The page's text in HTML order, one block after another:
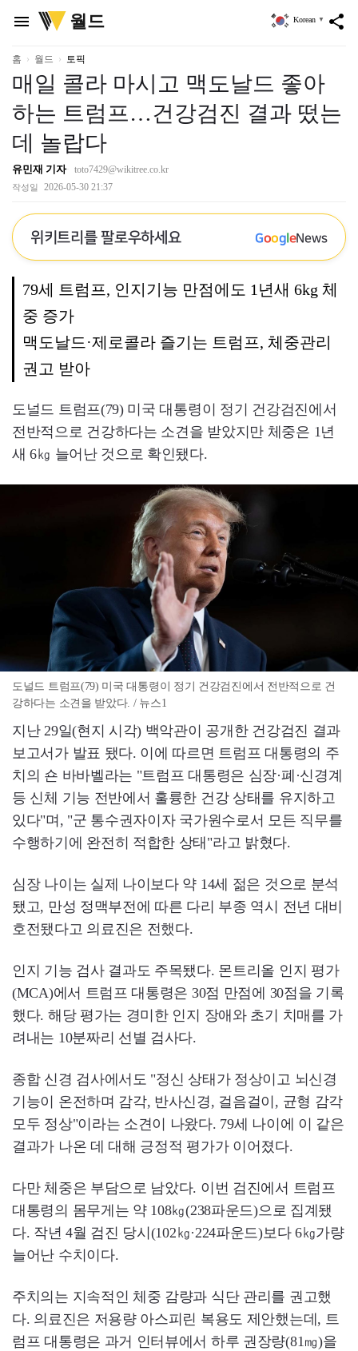
menu
위
키
리
월드 share
Korean ▼
홈 월드 토픽
매일 콜라 마시고 맥도날드 좋아
하는 트럼프…건강검진 결과 떴는
데 놀랍다
유민재 기자 toto7429@wikitree.co.kr
작성일 2026-05-30 21:37
위키트리를 팔로우하세요 GoogleNews
79세 트럼프, 인지기능 만점에도 1년새 6kg 체
중 증가
맥도날드·제로콜라 즐기는 트럼프, 체중관리
권고 받아
도널드 트럼프(79) 미국 대통령이 정기 건강검진에서
전반적으로 건강하다는 소견을 받았지만 체중은 1년
새 6㎏ 늘어난 것으로 확인됐다.
도널드 트럼프(79) 미국 대통령이 정기 건강검진에서 전반적으로 건
강하다는 소견을 받았다. / 뉴스1
지난 29일(현지 시각) 백악관이 공개한 건강검진 결과
보고서가 발표 됐다. 이에 따르면 트럼프 대통령의 주
치의 숀 바바벨라는 "트럼프 대통령은 심장·폐·신경계
등 신체 기능 전반에서 훌륭한 건강 상태를 유지하고
있다"며, "군 통수권자이자 국가원수로서 모든 직무를
수행하기에 완전히 적합한 상태"라고 밝혔다.
심장 나이는 실제 나이보다 약 14세 젊은 것으로 분석
됐고, 만성 정맥부전에 따른 다리 부종 역시 전년 대비
호전됐다고 의료진은 전했다.
인지 기능 검사 결과도 주목됐다. 몬트리올 인지 평가
(MCA)에서 트럼프 대통령은 30점 만점에 30점을 기록
했다. 해당 평가는 경미한 인지 장애와 초기 치매를 가
려내는 10분짜리 선별 검사다.
종합 신경 검사에서도 "정신 상태가 정상이고 뇌신경
기능이 온전하며 감각, 반사신경, 걸음걸이, 균형 감각
모두 정상"이라는 소견이 나왔다. 79세 나이에 이 같은
결과가 나온 데 대해 긍정적 평가가 이어졌다.
다만 체중은 부담으로 남았다. 이번 검진에서 트럼프
대통령의 몸무게는 약 108㎏(238파운드)으로 집계됐
다. 작년 4월 검진 당시(102㎏·224파운드)보다 6㎏가량
늘어난 수치이다.
주치의는 지속적인 체중 감량과 식단 관리를 권고했
다. 의료진은 저용량 아스피린 복용도 제안했는데, 트
럼프 대통령은 과거 인터뷰에서 하루 권장량(81㎎)을